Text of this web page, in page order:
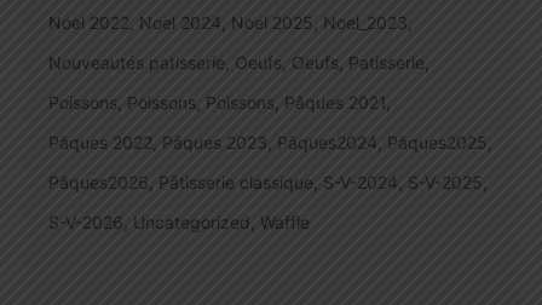
Noel 2022 Noel 2024 Noel 2025 Noel_2023
Nouveautés patisserie Oeufs Oeufs Patisserie
Poissons Poissons Poissons Pâques 2021
Pâques 2022 Pâques 2023 Pâques2024 Pâques2025
Pâques2026
Pâtisserie classique S-V-2024 S-V-2025
S-V-2026 Uncategorized Waffle